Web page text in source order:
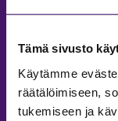
Tämä sivusto
Käytämme
räätälöimiseen,
tukemiseen ja